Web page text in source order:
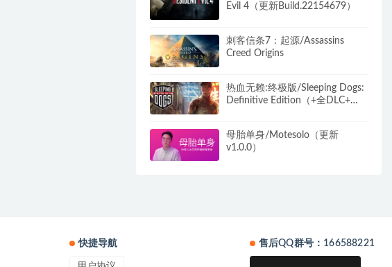
Evil 4（更新Build.22154679）
刺客信条7：起源/Assassins
Creed Origins
热血无赖:终极版/Sleeping Dogs:
Definitive Edition（+全DLC+原
母胎单身/Motesolo（更新
v1.0.0）
快捷导航 售后QQ群号：166588221